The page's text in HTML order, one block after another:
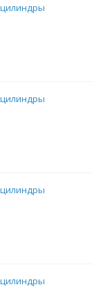
цилиндры
цилиндры
цилиндры
цилиндры